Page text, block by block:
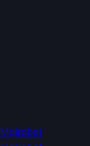
Mqlrobot